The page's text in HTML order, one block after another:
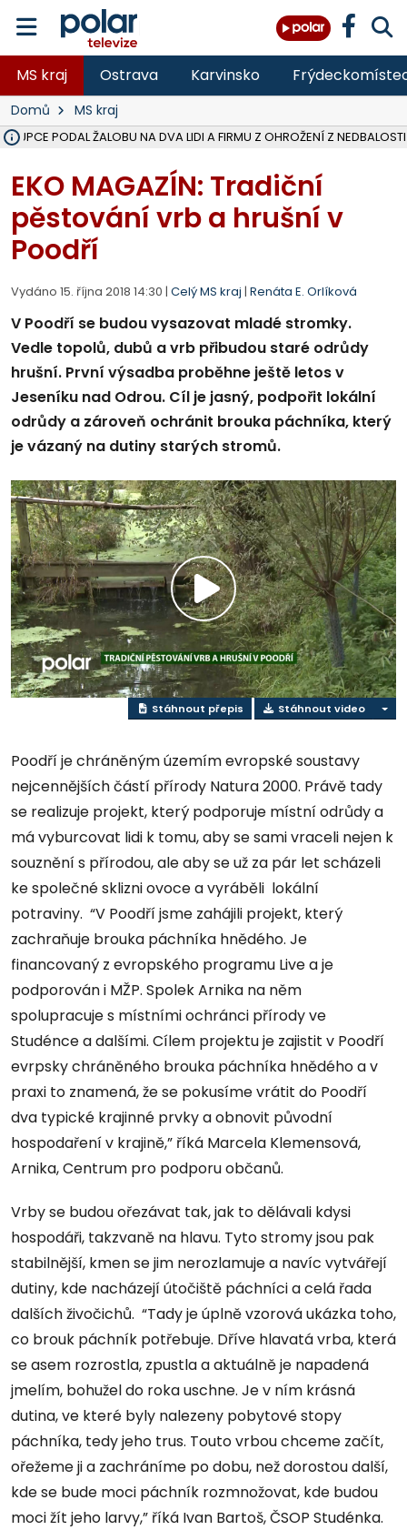
MS kraj Ostrava Karvinsko
Domů MS kraj
PODAL ŽALOBU NA DVA LIDI A FIRMU Z OHROŽENÍ Z NEDBALOSTI
EKO MAGAZÍN: Tradiční
pěstování vrb a hrušní v
Poodří
Vydáno 15. října 2018 14:30 | Celý MS kraj | Renáta E. Orlíková
V Poodří se budou vysazovat mladé stromky.
Vedle topolů, dubů a vrb přibudou staré odrůdy
hrušní. První výsadba proběhne ještě letos v
Jeseníku nad Odrou. Cíl je jasný, podpořit lokální
odrůdy a zároveň ochránit brouka páchníka, který
je vázaný na dutiny starých stromů.
Přehrát
video
Stáhnout přepis Stáhnout video
Poodří je chráněným územím evropské soustavy
nejcennějších částí přírody Natura 2000. Právě tady
se realizuje projekt, který podporuje místní odrůdy a
má vyburcovat lidi k tomu, aby se sami vraceli nejen k
souznění s přírodou, ale aby se už za pár let scházeli
ke společné sklizni ovoce a vyráběli lokální
potraviny. “V Poodří jsme zahájili projekt, který
zachraňuje brouka páchníka hnědého. Je
financovaný z evropského programu Live a je
podporován i MŽP. Spolek Arnika na něm
spolupracuje s místními ochránci přírody ve
Studénce a dalšími. Cílem projektu je zajistit v Poodří
evrpsky chráněného brouka páchníka hnědého a v
praxi to znamená, že se pokusíme vrátit do Poodří
dva typické krajinné prvky a obnovit původní
hospodaření v krajině,” říká Marcela Klemensová,
Arnika, Centrum pro podporu občanů.
Vrby se budou ořezávat tak, jak to dělávali kdysi
hospodáři, takzvaně na hlavu. Tyto stromy jsou pak
stabilnější, kmen se jim nerozlamuje a navíc vytvářejí
dutiny, kde nacházejí útočiště páchníci a celá řada
dalších živočichů. “Tady je úplně vzorová ukázka toho,
co brouk páchník potřebuje. Dříve hlavatá vrba, která
se asem rozrostla, zpustla a aktuálně je napadená
jmelím, bohužel do roka uschne. Je v ním krásná
dutina, ve které byly nalezeny pobytové stopy
páchníka, tedy jeho trus. Touto vrbou chceme začít,
ořežeme ji a zachráníme po dobu, než dorostou další,
kde se bude moci páchník rozmnožovat, kde budou
moci žít jeho larvy,” říká Ivan Bartoš, ČSOP Studénka.